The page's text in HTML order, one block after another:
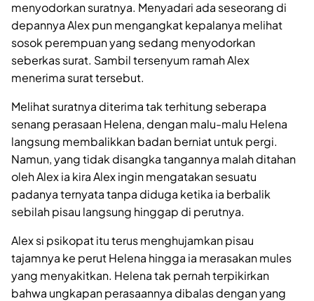
menyodorkan suratnya. Menyadari ada seseorang di
depannya Alex pun mengangkat kepalanya melihat
sosok perempuan yang sedang menyodorkan
seberkas surat. Sambil tersenyum ramah Alex
menerima surat tersebut.
Melihat suratnya diterima tak terhitung seberapa
senang perasaan Helena, dengan malu-malu Helena
langsung membalikkan badan berniat untuk pergi.
Namun, yang tidak disangka tangannya malah ditahan
oleh Alex ia kira Alex ingin mengatakan sesuatu
padanya ternyata tanpa diduga ketika ia berbalik
sebilah pisau langsung hinggap di perutnya.
Alex si psikopat itu terus menghujamkan pisau
tajamnya ke perut Helena hingga ia merasakan mules
yang menyakitkan. Helena tak pernah terpikirkan
bahwa ungkapan perasaannya dibalas dengan yang